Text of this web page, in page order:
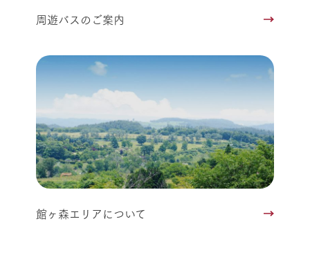
周遊バスのご案内
館ヶ森エリアについて